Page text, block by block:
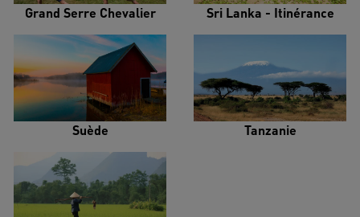
Grand Serre Chevalier Sri Lanka - Itinérance
Suède Tanzanie